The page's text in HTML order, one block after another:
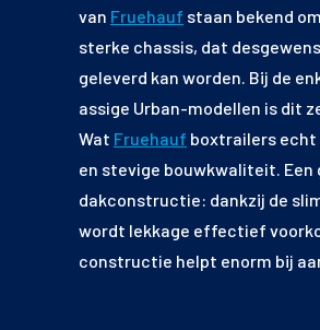
van Fruehauf staan bekend
sterke chassis, dat
geleverd kan worden. Bij de
assige Urban-modellen is dit
Wat Fruehauf boxtrailers echt
en stevige bouwkwaliteit. Een
dakconstructie: dankzij de
wordt lekkage effectief
constructie helpt enorm bij